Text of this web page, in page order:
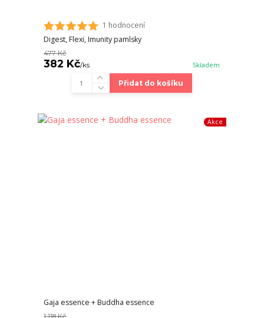
1 hodnocení
Digest, Flexi, Imunity pamlsky
477 Kč
382 Kč/ks Skladem
Přidat do košíku
Akce
Gaja essence + Buddha essence
1 118 Kč